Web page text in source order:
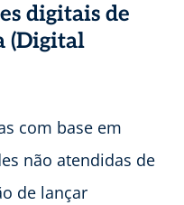
digitais de
(Digital
com base em
não atendidas de
de lançar